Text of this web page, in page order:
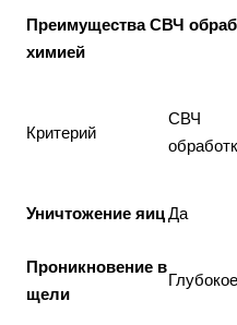
Преимущества СВЧ
химией
Критерий
СВЧ
Уничтожение яицДа
Проникновение в
щели
Глубокое